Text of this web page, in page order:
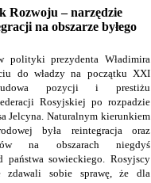
Rozwoju – narzędzie
na obszarze byłego
polityki prezydenta Władimira
do władzy na początku XXI
pozycji i prestiżu
Rosyjskiej po rozpadzie
Jelcyna. Naturalnym kierunkiem
była reintegracja oraz
na obszarach niegdyś
państwa sowieckiego. Rosyjscy
zdawali sobie sprawę, że dla